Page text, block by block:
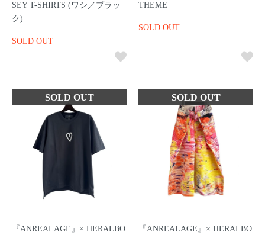
SEY T-SHIRTS (ワシ／ブラッ
ク)
SOLD OUT
THEME
SOLD OUT
『ANREALAGE』× HERALBO
『ANREALAGE』× HERALBO